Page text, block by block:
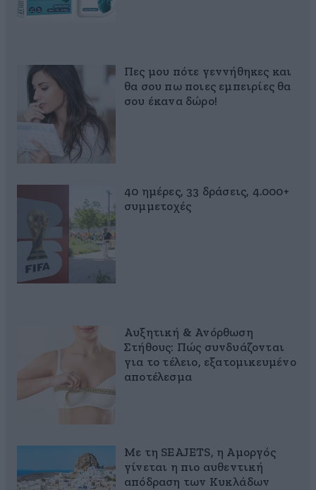
Πες μου πότε γεννήθηκες και
θα σου πω ποιες εμπειρίες θα
σου έκανα δώρο!
40 ημέρες, 33 δράσεις, 4.000+
συμμετοχές
Αυξητική & Ανόρθωση
Στήθους: Πώς συνδυάζονται
για το τέλειο, εξατομικευμένο
αποτέλεσμα
Με τη SEAJETS, η Αμοργός
γίνεται η πιο αυθεντική
απόδραση των Κυκλάδων